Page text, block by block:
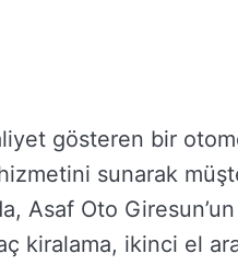
gösteren bir
sunarak
Asaf Oto
kiralama, ikinci el